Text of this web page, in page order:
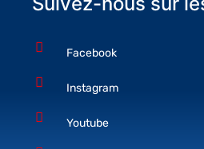
Facebook
Instagram
Youtube